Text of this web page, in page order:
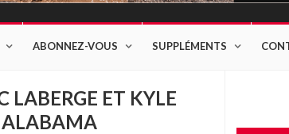
ABONNEZ-VOUS SUPPLÉMENTS
LABERGE ET KYLE
ALABAMA